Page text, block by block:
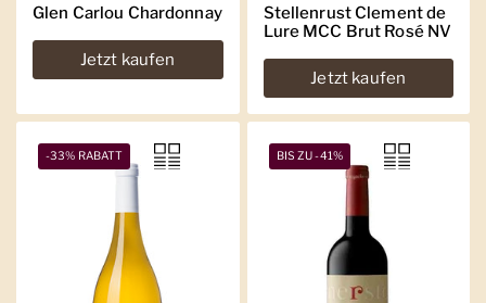
Glen Carlou Chardonnay
Jetzt kaufen
Stellenrust Clement de
Lure MCC Brut Rosé NV
Jetzt kaufen
-33% RABATT BIS ZU -41%